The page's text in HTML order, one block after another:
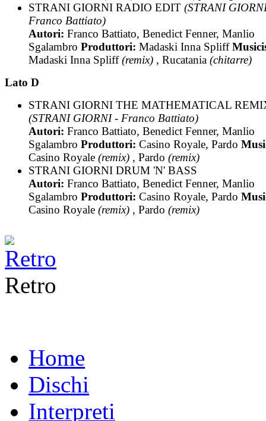
STRANI GIORNI RADIO EDIT (STRANI
Franco Battiato)
Autori: Franco Battiato, Benedict Fenner, Manlio
Sgalambro Produttori: Madaski Inna Spliff
Madaski Inna Spliff(remix) , Rucatania (chitarre)
Lato D
STRANI GIORNI THE MATHEMATICAL
(STRANI GIORNI - Franco Battiato)
Autori: Franco Battiato, Benedict Fenner, Manlio
Sgalambro Produttori: Casino Royale, Pardo
Casino Royale (remix) , Pardo (remix)
STRANI GIORNI DRUM 'N' BASS
Autori: Franco Battiato, Benedict Fenner, Manlio
Sgalambro Produttori: Casino Royale, Pardo
Casino Royale (remix) , Pardo (remix)
Retro
Home
Dischi
Interpreti